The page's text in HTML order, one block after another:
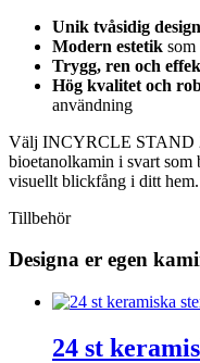
Unik tvåsidig design
Modern estetik
Trygg, ren och
Hög kvalitet och
användning
Välj INCYRCLE STAND
bioetanolkamin i svart som
visuellt blickfång i ditt hem.
Tillbehör
Designa er egen
24 st